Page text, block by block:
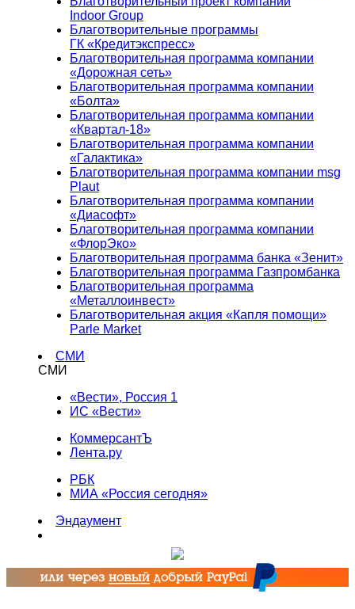
Indoor Group
Благотворительные программы
ГК «Кредитэкспресс»
Благотворительная программа компании
«Дорожная сеть»
Благотворительная программа компании
«Болта»
Благотворительная программа компании
«Квартал-18»
Благотворительная программа компании
«Галактика»
Благотворительная программа компании msg
Plaut
Благотворительная программа компании
«Диасофт»
Благотворительная программа компании
«ФлорЭко»
Благотворительная программа банка «Зенит»
Благотворительная программа Газпромбанка
Благотворительная программа
«Металлоинвест»
Благотворительная акция «Капля помощи»
Parle Market
СМИ
СМИ
«Вести», Россия 1
ИС «Вести»
КоммерсантЪ
Лента.ру
РБК
МИА «Россия сегодня»
Эндаумент